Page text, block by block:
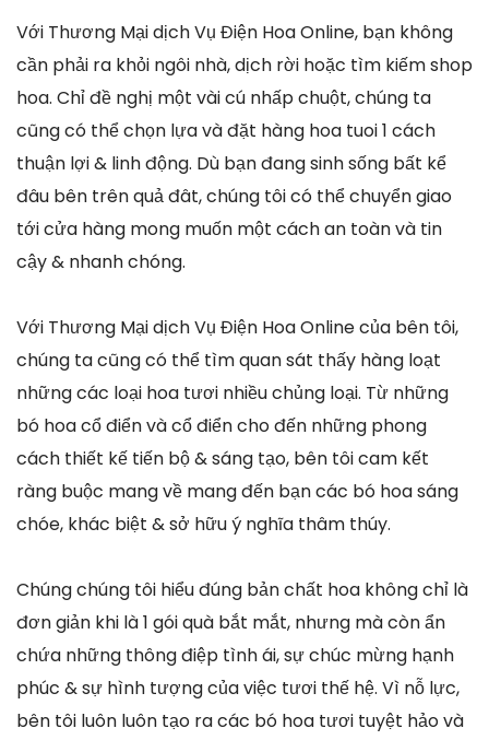
Với Thương Mại dịch Vụ Điện Hoa Online, bạn không
cần phải ra khỏi ngôi nhà, dịch rời hoặc tìm kiếm shop
hoa. Chỉ đề nghị một vài cú nhấp chuột, chúng ta
cũng có thể chọn lựa và đặt hàng hoa tuoi 1 cách
thuận lợi & linh động. Dù bạn đang sinh sống bất kể
đâu bên trên quả đât, chúng tôi có thể chuyển giao
tới cửa hàng mong muốn một cách an toàn và tin
cậy & nhanh chóng.
Với Thương Mại dịch Vụ Điện Hoa Online của bên tôi,
chúng ta cũng có thể tìm quan sát thấy hàng loạt
những các loại hoa tươi nhiều chủng loại. Từ những
bó hoa cổ điển và cổ điển cho đến những phong
cách thiết kế tiến bộ & sáng tạo, bên tôi cam kết
ràng buộc mang về mang đến bạn các bó hoa sáng
chóe, khác biệt & sở hữu ý nghĩa thâm thúy.
Chúng chúng tôi hiểu đúng bản chất hoa không chỉ là
đơn giản khi là 1 gói quà bắt mắt, nhưng mà còn ẩn
chứa những thông điệp tình ái, sự chúc mừng hạnh
phúc & sự hình tượng của việc tươi thế hệ. Vì nỗ lực,
bên tôi luôn luôn tạo ra các bó hoa tươi tuyệt hảo và